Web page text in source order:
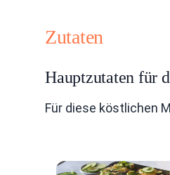
Zutaten
Hauptzutaten für
Für diese köstlichen